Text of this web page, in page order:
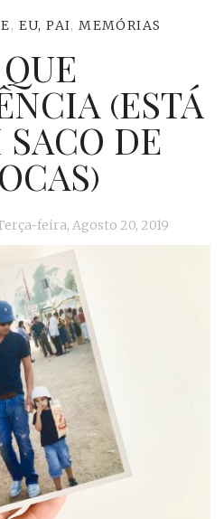
, EU, PAI,MEMÓRIAS
(ESTÁ
DE
feira, Agosto 20, 2019